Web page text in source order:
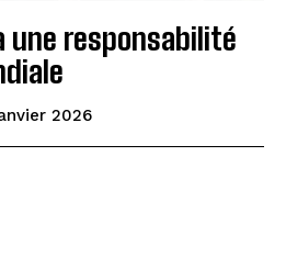
une responsabilité
2026